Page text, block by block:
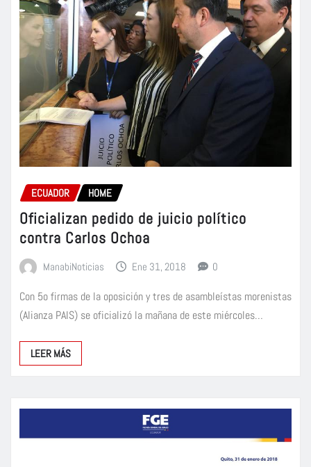
ECUADOR HOME
Oficializan pedido de juicio político
contra Carlos Ochoa
ManabiNoticias Ene 31, 2018 0
Con 5o firmas de la oposición y tres de asambleístas morenistas
(Alianza PAIS) se oficializó la mañana de este miércoles…
LEER MÁS